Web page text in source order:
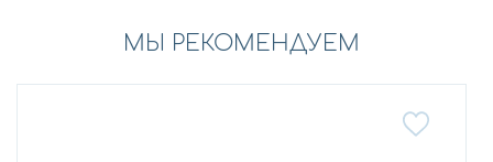
МЫ РЕКОМЕНДУЕМ